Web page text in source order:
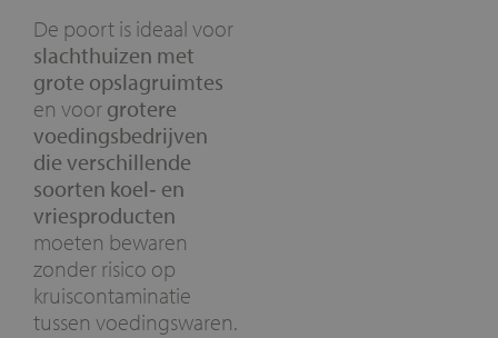
De poort is ideaal voor
slachthuizen met
grote opslagruimtes
en voor grotere
voedingsbedrijven
die verschillende
soorten koel‑ en
vriesproducten
moeten bewaren
zonder risico op
kruiscontaminatie
tussen voedingswaren.